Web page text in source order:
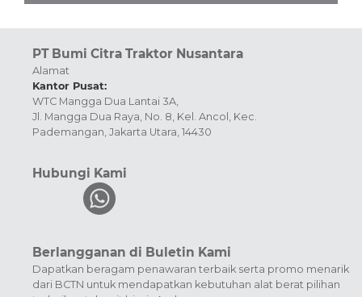
PT Bumi Citra Traktor Nusantara
Alamat
Kantor Pusat:
WTC Mangga Dua Lantai 3A,
Jl. Mangga Dua Raya, No. 8, Kel. Ancol, Kec.
Pademangan, Jakarta Utara, 14430
Hubungi Kami
Berlangganan di Buletin Kami
Dapatkan beragam penawaran terbaik serta promo menarik
dari BCTN untuk mendapatkan kebutuhan alat berat pilihan